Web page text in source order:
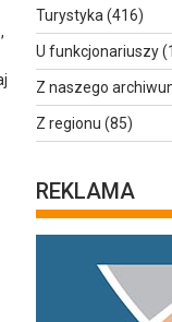
Turystyka (416)
U funkcjonariuszy
Z naszego
Z regionu (85)
REKLAMA